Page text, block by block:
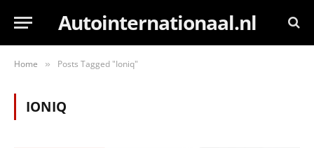
Autointernationaal.nl
Home » Posts Tagged "Ioniq"
IONIQ